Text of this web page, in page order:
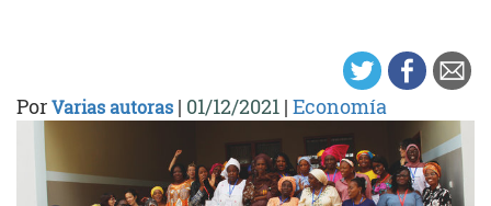
PorVarias autoras | 01/12/2021 | Economía